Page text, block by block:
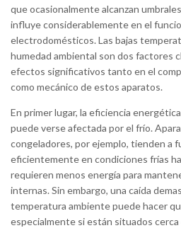
que ocasionalmente alcanzan
influye considerablemente en el
electrodomésticos. Las bajas
humedad ambiental son dos factores
efectos significativos tanto en el
como mecánico de estos aparatos.
En primer lugar, la eficiencia
puede verse afectada por el frío.
congeladores, por ejemplo, tienden a
eficientemente en condiciones frías
requieren menos energía para
internas. Sin embargo, una caída
temperatura ambiente puede hacer
especialmente si están situados